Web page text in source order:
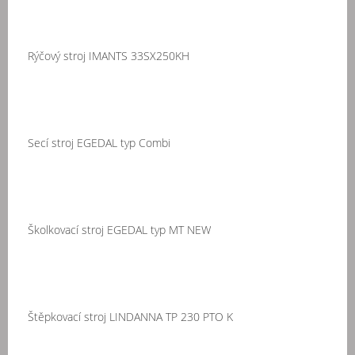
Rýčový stroj IMANTS 33SX250KH
Secí stroj EGEDAL typ Combi
Školkovací stroj EGEDAL typ MT NEW
Štěpkovací stroj LINDANNA TP 230 PTO K